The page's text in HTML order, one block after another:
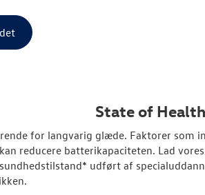
State of
for langvarig glæde. Faktorer som
reducere batterikapaciteten. Lad
udført af